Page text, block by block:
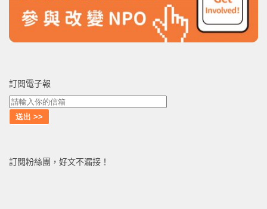
訂閱電子報
訂閱粉絲團，好文不漏接！